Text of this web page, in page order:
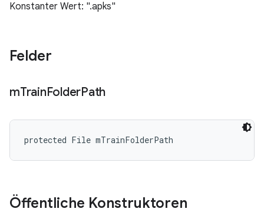
Konstanter Wert: ".apks"
Felder
mTrainFolderPath
protected File mTrainFolderPath
Öffentliche Konstruktoren